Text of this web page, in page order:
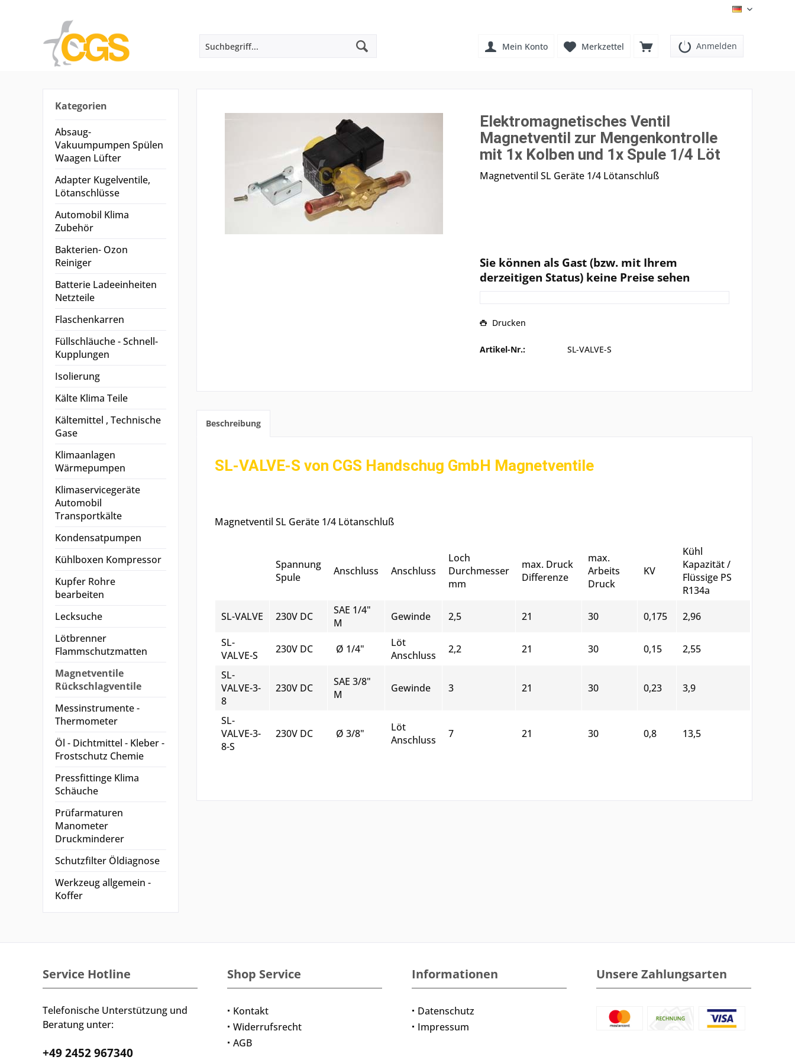
DE
Anmelden
Merkzettel
Mein Konto
Kategorien
Absaug-
Vakuumpumpen Spülen
Waagen Lüfter
Adapter Kugelventile,
Lötanschlüsse
Automobil Klima
Zubehör
Bakterien- Ozon
Reiniger
Batterie Ladeeinheiten
Netzteile
Flaschenkarren
Füllschläuche - Schnell-
Kupplungen
Isolierung
Kälte Klima Teile
Kältemittel , Technische
Gase
Klimaanlagen
Wärmepumpen
Klimaservicegeräte
Automobil
Transportkälte
Kondensatpumpen
Kühlboxen Kompressor
Kupfer Rohre
bearbeiten
Lecksuche
Lötbrenner
Flammschutzmatten
Magnetventile
Rückschlagventile
Messinstrumente -
Thermometer
Öl - Dichtmittel - Kleber -
Frostschutz Chemie
Pressfittinge Klima
Schäuche
Prüfarmaturen
Manometer
Druckminderer
Schutzfilter Öldiagnose
Werkzeug allgemein -
Koffer
Elektromagnetisches Ventil
Magnetventil zur Mengenkontrolle
mit 1x Kolben und 1x Spule 1/4 Löt
Magnetventil SL Geräte 1/4 Lötanschluß
Sie können als Gast (bzw. mit Ihrem
derzeitigen Status) keine Preise sehen
Drucken
Artikel-Nr.: SL-VALVE-S
Beschreibung
SL-VALVE-S von CGS Handschug GmbH Magnetventile
Magnetventil SL Geräte 1/4 Lötanschluß
Spannung
Spule
Anschluss Anschluss
Loch
Durchmesser
mm
max. Druck
Differenze
max.
Arbeits
Druck
KV
Kühl
Kapazität /
Flüssige PS
R134a
SL-VALVE
230V DC
SAE 1/4"
M
Gewinde 2,5 21 30 0,175
2,96
SL-
VALVE-S
230V DC Ø 1/4"
Löt
Anschluss
2,2 21 30 0,15
2,55
SL-
VALVE-3-
8
230V DC
SAE 3/8"
M
Gewinde 3 21 30 0,23 3,9
SL-
VALVE-3-
8-S
230V DC Ø 3/8"
Löt
Anschluss
7 21 30 0,8 13,5
Service Hotline
Telefonische Unterstützung und
Beratung unter:
+49 2452 967340
Shop Service
Kontakt
Widerrufsrecht
AGB
Informationen
Datenschutz
Impressum
Unsere Zahlungsarten